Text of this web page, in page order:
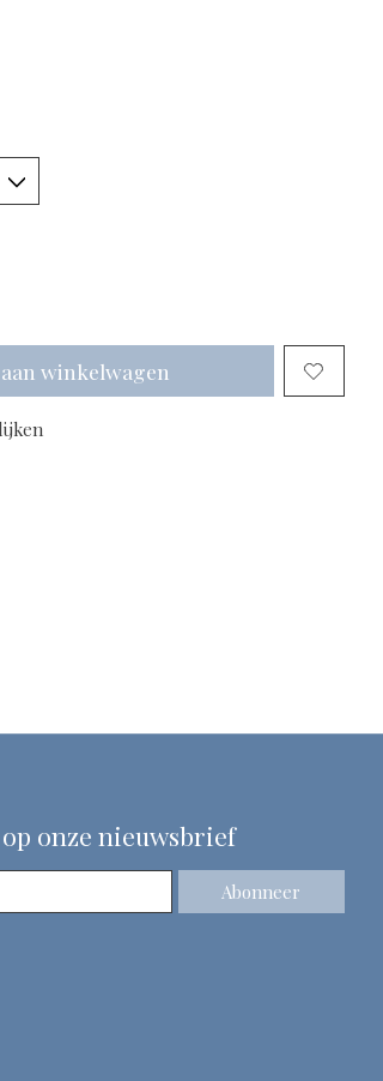
winkelwagen
onze nieuwsbrief
Abonneer